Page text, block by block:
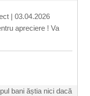
| 03.04.2026
apreciere ! Va
bani ăștia nici dacă